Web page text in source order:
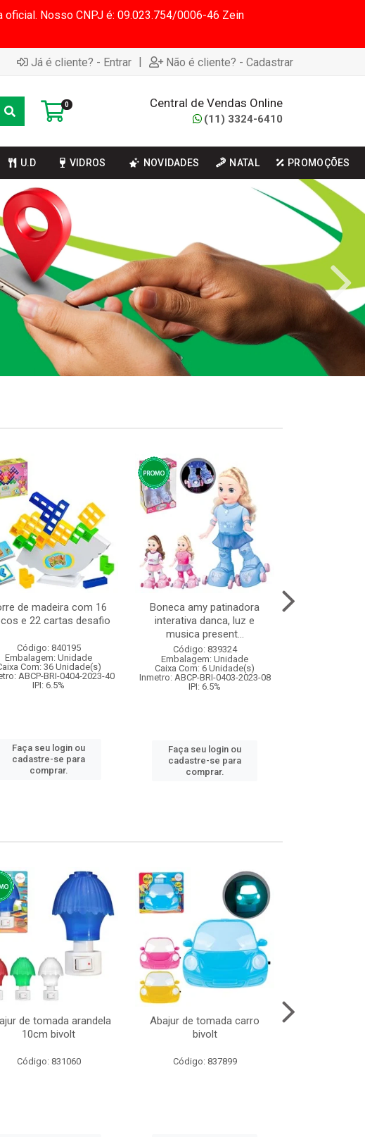
oficial. Nosso CNPJ é: 09.023.754/0006-46 Zein
Já é cliente? - Entrar | Não é cliente? - Cadastrar
0 Central de Vendas Online
(11) 3324-6410
U.D VIDROS NOVIDADES NATAL PROMOÇÕES
de madeira com 16
e 22 cartas desafio
Código: 840195
Embalagem: Unidade
Com: 36 Unidade(s)
ABCP-BRI-0404-2023-40
IPI: 6.5%
Faça seu login ou
cadastre-se para
comprar.
Boneca amy patinadora
interativa danca, luz e
musica present...
Código: 839324
Embalagem: Unidade
Caixa Com: 6 Unidade(s)
Inmetro: ABCP-BRI-0403-2023-08
IPI: 6.5%
Faça seu login ou
cadastre-se para
comprar.
de tomada arandela
10cm bivolt
Código: 831060
Abajur de tomada carro
bivolt
Código: 837899